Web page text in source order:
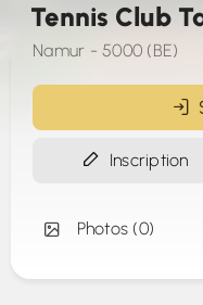
Tennis Club
Namur - 5000 (BE)
Inscription
Photos (0)